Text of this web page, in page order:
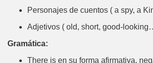
Personajes de cuentos ( a spy, a
Adjetivos ( old, short, good-
Gramática:
There is en su forma afirmativa,